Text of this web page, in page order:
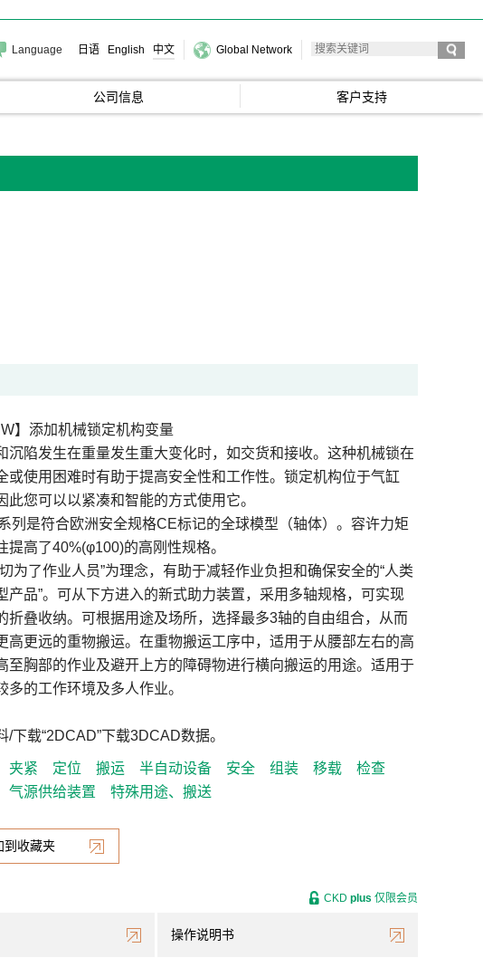
Language 日语 English 中文 Global Network
公司信息 客户支持
】添加机械锁定机构变量
沉陷发生在重量发生重大变化时，如交货和接收。这种机械锁在
或使用困难时有助于提高安全性和工作性。锁定机构位于气缸
此您可以以紧凑和智能的方式使用它。
列是符合欧洲安全规格CE标记的全球模型（轴体）。容许力矩
提高了40%(φ100)的高刚性规格。
为了作业人员”为理念，有助于减轻作业负担和确保安全的“人类
产品”。可从下方进入的新式助力装置，采用多轴规格，可实现
折叠收纳。可根据用途及场所，选择最多3轴的自由组合，从而
高更远的重物搬运。在重物搬运工序中，适用于从腰部左右的高
至胸部的作业及避开上方的障碍物进行横向搬运的用途。适用于
多的工作环境及多人作业。
/下载“2DCAD”下载3DCAD数据。
夹紧 定位 搬运 半自动设备 安全 组装 移载
检查
气源供给装置
特殊用途、搬送
到收藏夹
操作说明书
CKD plus 仅限会员